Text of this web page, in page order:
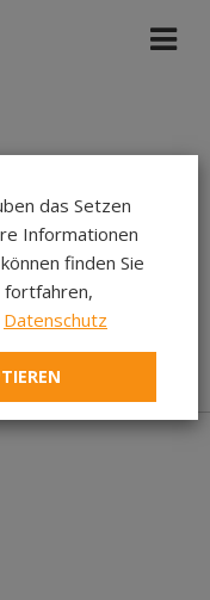
Jedes Datum
Aug 2026
Jul 2026
Jun 2026
Mai 2026
gefunden...
das Setzen
Informationen
finden Sie
fortfahren,
Datenschutz